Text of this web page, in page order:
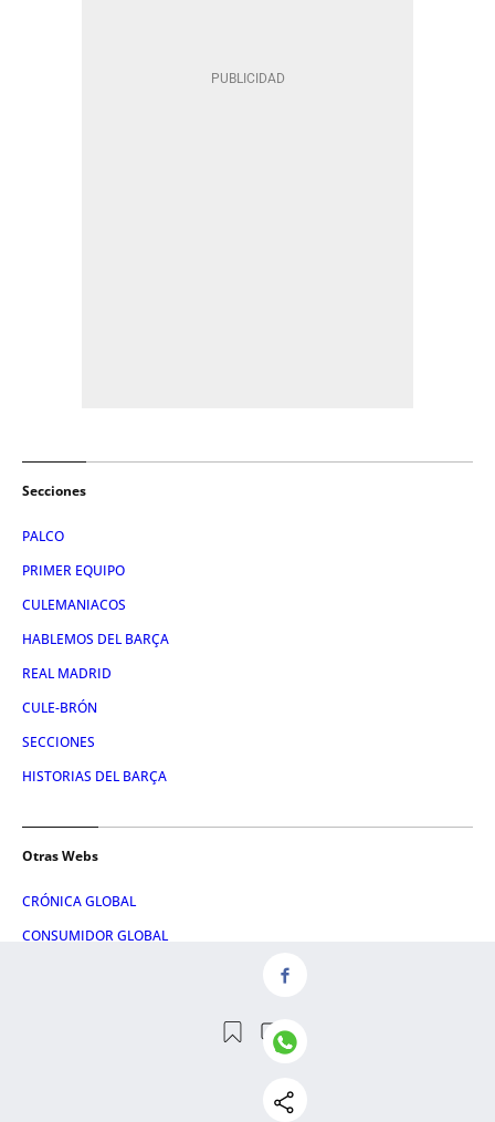
Secciones
PALCO
PRIMER EQUIPO
CULEMANIACOS
HABLEMOS DEL BARÇA
REAL MADRID
CULE-BRÓN
SECCIONES
HISTORIAS DEL BARÇA
Otras Webs
CRÓNICA GLOBAL
CONSUMIDOR GLOBAL